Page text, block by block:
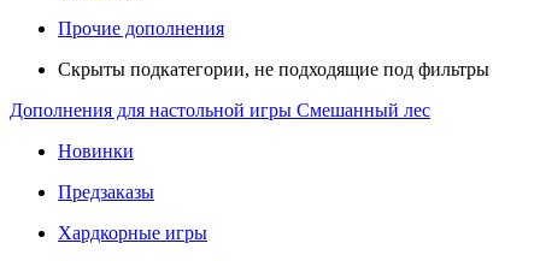
Прочие дополнения
Скрыты подкатегории, не подходящие под фильтры
Дополнения для настольной игры Смешанный лес
Новинки
Предзаказы
Хардкорные игры